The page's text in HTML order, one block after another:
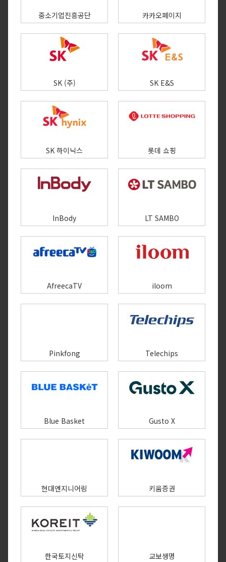
중소기업진흥공단 카카오페이지​
SK (주) SK E&S
SK 하이닉스 롯데 쇼핑
InBody LT SAMBO
AfreecaTV iloom
Pinkfong Telechips
Blue Basket Gusto X
현대엔지니어링 키움증권
한국토지신탁 교보생명